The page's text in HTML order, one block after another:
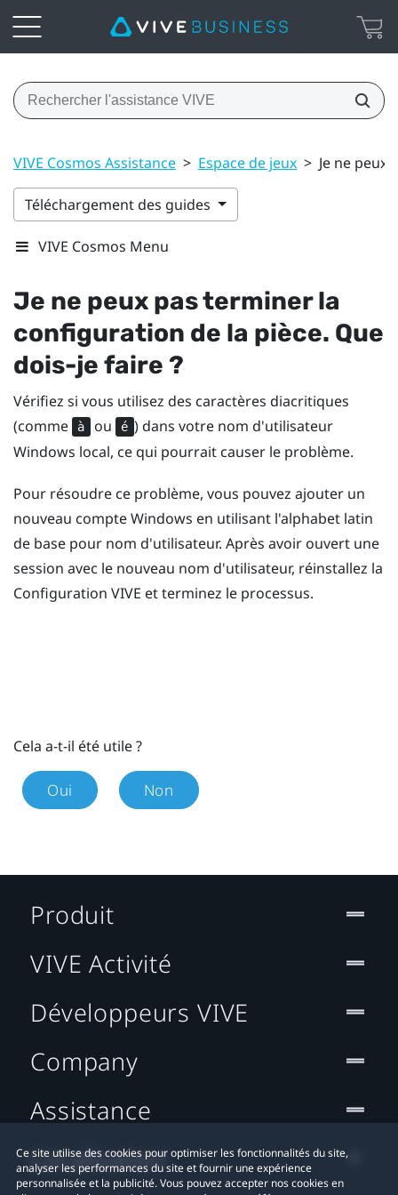
VIVE Cosmos Assistance > Espace de jeux > Je ne peux
Téléchargement des guides
VIVE Cosmos Menu
Je ne peux pas terminer la
configuration de la pièce. Que
dois-je faire ?
Vérifiez si vous utilisez des caractères diacritiques
(comme
à ou é ) dans votre nom d'utilisateur
Windows local, ce qui pourrait causer le problème.
Pour résoudre ce problème, vous pouvez ajouter un
nouveau compteWindows en utilisant l'alphabet latin
de base pour nom d'utilisateur. Après avoir ouvert une
session avec le nouveau nom d'utilisateur, réinstallez la
Configuration VIVE et terminez le processus.
Cela a-t-il été utile ?
Oui Non
Ce site utilise des cookies pour optimiser les fonctionnalités du site,
analyser les performances du site et fournir une expérience
personnalisée et la publicité. Vous pouvez accepter nos cookies en
Produit
VIVE Activité
Développeurs VIVE
Company
Assistance
Localisation